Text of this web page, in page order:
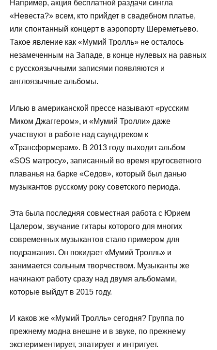
Например, акция бесплатной раздачи сингла
«Невеста?» всем, кто прийдет в свадебном платье,
или спонтанный концерт в аэропорту Шереметьево.
Такое явление как «Мумий Тролль» не осталось
незамеченным на Западе, в конце нулевых на равных
с русскоязычными записями появляются и
англоязычные альбомы.
Илью в американской прессе называют «русским
Миком Джаггером», и «Мумий Тролли» даже
участвуют в работе над саундтреком к
«Трансформерам». В 2013 году выходит альбом
«SOS матросу», записанный во время кругосветного
плаванья на барке «Седов», который был данью
музыкантов русскому року советского периода.
Эта была последняя совместная работа с Юрием
Цалером, звучание гитары которого для многих
современных музыкантов стало примером для
подражания. Он покидает «Мумий Тролль» и
занимается сольным творчеством. Музыканты же
начинают работу сразу над двумя альбомами,
которые выйдут в 2015 году.
И каков же «Мумий Тролль» сегодня? Группа по
прежнему модна внешне и в звуке, по прежнему
экспериментирует, эпатирует и интригует.